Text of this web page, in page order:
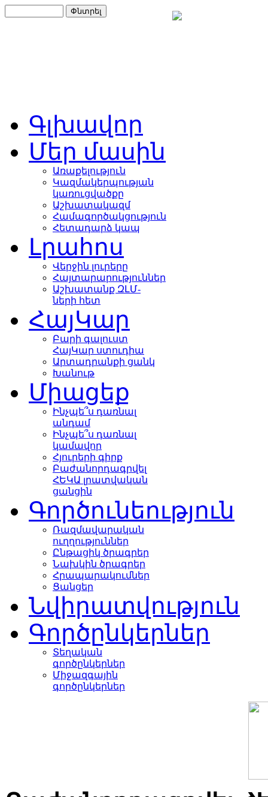
Գլխավոր
Մեր մասին
Առաքելություն
Կազմակերպության
կառուցվածքը
Աշխատակազմ
Համագործակցություն
Հետադարձ կապ
Լրահոս
Վերջին լուրերը
Հայտարարություններ
Աշխատանք ԶԼՄ-
ների հետ
ՀայԿար
Բարի գալուստ
ՀայԿար ստուդիա
Արտադրանքի ցանկ
Խանութ
Միացեք
Ինչպե՞ս դառնալ
անդամ
Ինչպե՞ս դառնալ
կամավոր
Հյուրերի գիրք
Բաժանորդագրվել
ՀԵԿԱ լրատվական
ցանցին
Գործունեություն
Ռազմավարական
ուղղություններ
Ընթացիկ ծրագրեր
Նախկին ծրագրեր
Հրապարակումներ
Ցանցեր
Նվիրատվություն
Գործընկերներ
Տեղական
գործընկերներ
Միջազգային
գործընկերներ